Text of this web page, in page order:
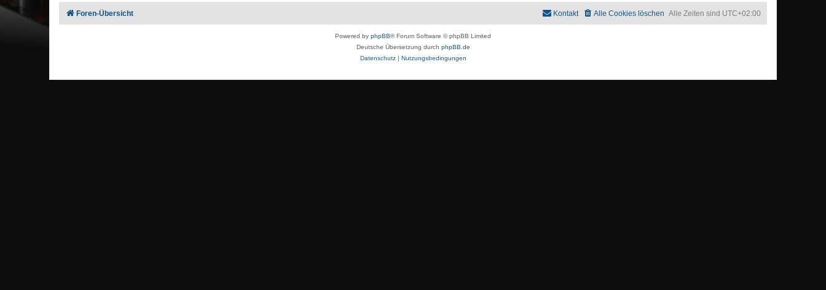
Foren-Übersicht Alle Zeiten sind UTC+02:00
Alle Cookies löschen
Kontakt
Powered by phpBB® Forum Software © phpBB Limited
Deutsche Übersetzung durch phpBB.de
Datenschutz| Nutzungsbedingungen